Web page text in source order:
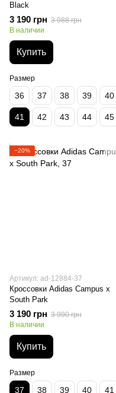
Black
3 190 грн 3 988 грн
В наличии
Купить
Размер
36 37 38 39 40
41 42 43 44 45
−20%
Артикул: ad-12884-37
Кроссовки Adidas Campus x
South Park
3 190 грн 3 990 грн
В наличии
Купить
Размер
37 38 39 40 41